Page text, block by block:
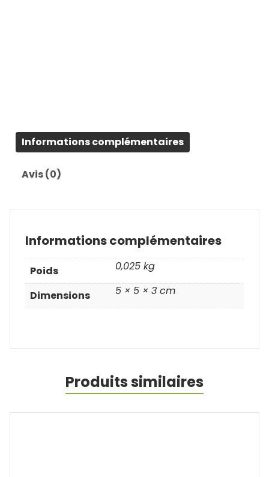
Informations complémentaires
Avis (0)
Informations complémentaires
Poids 0,025 kg
Dimensions 5 × 5 × 3 cm
Produits similaires